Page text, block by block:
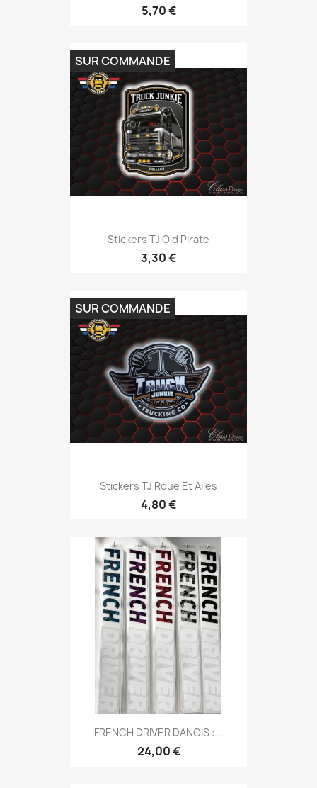
5,70 €
Stickers TJ Old Pirate
3,30 €
SUR COMMANDE
Stickers TJ Roue Et Ailes
4,80 €
SUR COMMANDE
FRENCH DRIVER DANOIS :...
24,00 €